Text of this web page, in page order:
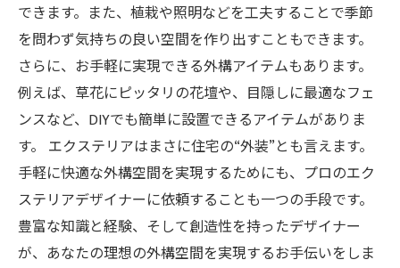
できます。また、植栽や照明などを工夫することで季節
を問わず気持ちの良い空間を作り出すこともできます。
さらに、お手軽に実現できる外構アイテムもあります。
例えば、草花にピッタリの花壇や、目隠しに最適なフェ
ンスなど、DIYでも簡単に設置できるアイテムがありま
す。 エクステリアはまさに住宅の“外装”とも言えます。
手軽に快適な外構空間を実現するためにも、プロのエク
ステリアデザイナーに依頼することも一つの手段です。
豊富な知識と経験、そして創造性を持ったデザイナー
が、あなたの理想の外構空間を実現するお手伝いをしま